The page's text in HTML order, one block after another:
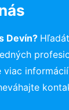
Devín?
viac